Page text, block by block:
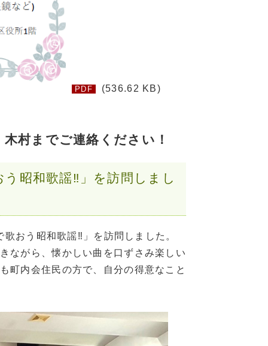
PDF (536.62 KB)
村までご連絡ください！
昭和歌謡‼」を訪問しまし
おう昭和歌謡‼」を訪問しました。
ながら、懐かしい曲を口ずさみ楽しい
町内会住民の方で、自分の得意なこと